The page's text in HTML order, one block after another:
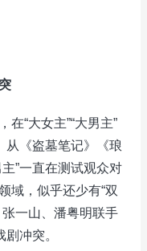
“大女主”“大男主”
从《盗墓笔记》《琅
”一直在测试观众对
域，似乎还少有“双
一山、潘粤明联手
冲突。